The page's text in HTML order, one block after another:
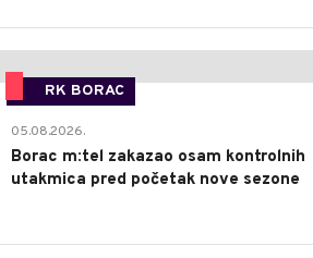
RK BORAC
05.08.2026.
Borac m:tel zakazao osam kontrolnih
utakmica pred početak nove sezone